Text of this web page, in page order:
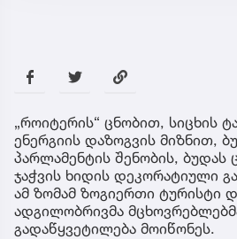
„როიტერის“ ცნობით, სიცხის
ენერგიის დაზოგვის მიზნით,
პარლამენტის შენობის, ბუდას
ჯაჭვის ხიდის დეკორატიული
ამ ზომამ ზოგიერთი ტურისტი
ადგილობრივმა
გადაწყვეტილება მოიწონეს.